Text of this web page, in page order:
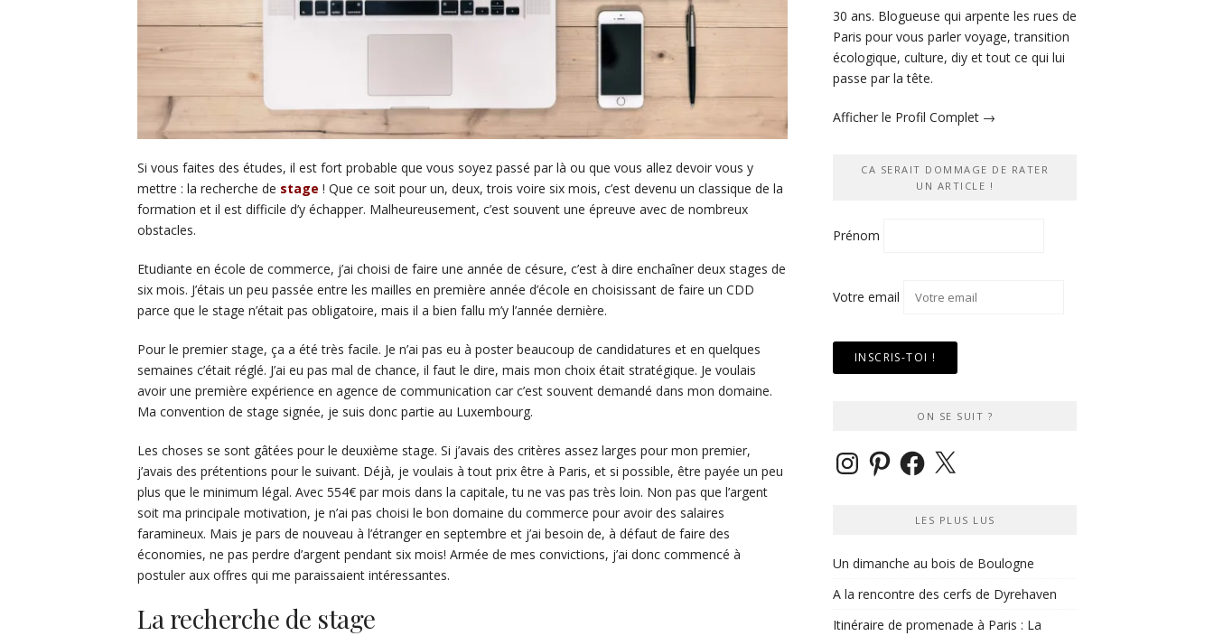
Si vous faites des études, il est fort probable que vous soyez passé par là ou que vous allez devoir vous y
mettre : la recherche de stage ! Que ce soit pour un, deux, trois voire six mois, c’est devenu un classique de la
formation et il est difficile d’y échapper. Malheureusement, c’est souvent une épreuve avec de nombreux
obstacles.
Etudiante en école de commerce, j’ai choisi de faire une année de césure, c’est à dire enchaîner deux stages de
six mois. J’étais un peu passée entre les mailles en première année d’école en choisissant de faire un CDD
parce que le stage n’était pas obligatoire, mais il a bien fallu m’y l’année dernière.
Pour le premier stage, ça a été très facile. Je n’ai pas eu à poster beaucoup de candidatures et en quelques
semaines c’était réglé. J’ai eu pas mal de chance, il faut le dire, mais mon choix était stratégique. Je voulais
avoir une première expérience en agence de communication car c’est souvent demandé dans mon domaine.
Ma convention de stage signée, je suis donc partie au Luxembourg.
Les choses se sont gâtées pour le deuxième stage. Si j’avais des critères assez larges pour mon premier,
j’avais des prétentions pour le suivant. Déjà, je voulais à tout prix être à Paris, et si possible, être payée un peu
plus que le minimum légal. Avec 554€ par mois dans la capitale, tu ne vas pas très loin. Non pas que l’argent
soit ma principale motivation, je n’ai pas choisi le bon domaine du commerce pour avoir des salaires
faramineux. Mais je pars de nouveau à l’étranger en septembre et j’ai besoin de, à défaut de faire des
économies, ne pas perdre d’argent pendant six mois! Armée de mes convictions, j’ai donc commencé à
postuler aux offres qui me paraissaient intéressantes.
La recherche de stage
30 ans. Blogueuse qui arpente les rues de
Paris pour vous parler voyage, transition
écologique, culture, diy et tout ce qui lui
passe par la tête.
Afficher le Profil Complet →
CA SERAIT DOMMAGE DE RATER
UN ARTICLE !
Prénom
Votre email
ON SE SUIT ?
InstagramPinterestFacebook
X
LES PLUS LUS
Un dimanche au bois de Boulogne
A la rencontre des cerfs de Dyrehaven
Itinéraire de promenade à Paris : La